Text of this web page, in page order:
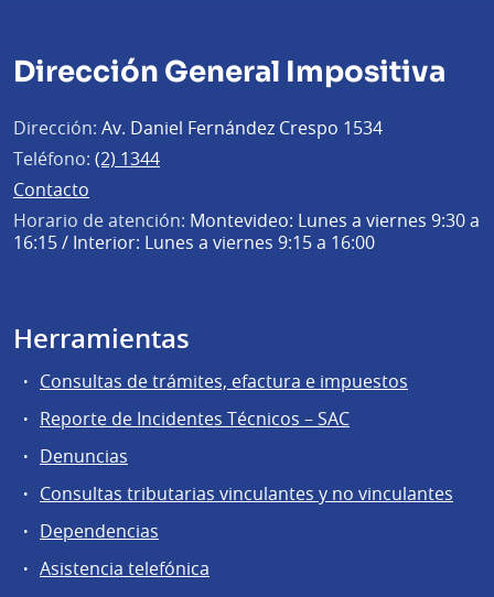
Dirección General Impositiva
Dirección: Av. Daniel Fernández Crespo 1534
Teléfono: (2) 1344
Contacto
Horario de atención: Montevideo: Lunes a viernes 9:30 a
16:15 / Interior: Lunes a viernes 9:15 a 16:00
Herramientas
Consultas de trámites, efactura e impuestos
Reporte de Incidentes Técnicos – SAC
Denuncias
Consultas tributarias vinculantes y no vinculantes
Dependencias
Asistencia telefónica